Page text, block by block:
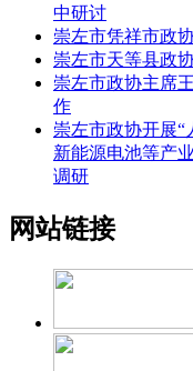
中研讨
崇左市凭祥市政
崇左市天等县政
崇左市政协主席
作
崇左市政协开展“
新能源电池等产
调研
网站链接